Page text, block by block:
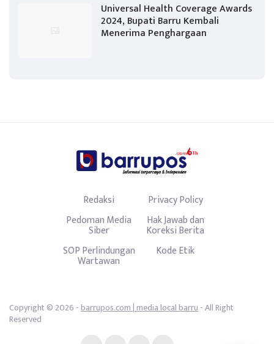
Universal Health Coverage Awards
2024, Bupati Barru Kembali
Menerima Penghargaan
Redaksi
Privacy Policy
Pedoman Media
Siber
Hak Jawab dan
Koreksi Berita
SOP Perlindungan
Wartawan
Kode Etik
Copyright © 2026 -barrupos.com | media local barru- All Right
Reserved